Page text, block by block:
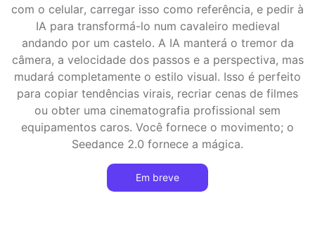
com o celular, carregar isso como referência, e pedir à
IA para transformá-lo num cavaleiro medieval
andando por um castelo. A IA manterá o tremor da
câmera, a velocidade dos passos e a perspectiva, mas
mudará completamente o estilo visual. Isso é perfeito
para copiar tendências virais, recriar cenas de filmes
ou obter uma cinematografia profissional sem
equipamentos caros. Você fornece o movimento; o
Seedance 2.0 fornece a mágica.
Em breve